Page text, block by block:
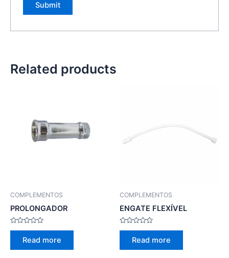
Related products
COMPLEMENTOS
PROLONGADOR
Rated
Read more
COMPLEMENTOS
ENGATE FLEXÍVEL
Rated
Read more